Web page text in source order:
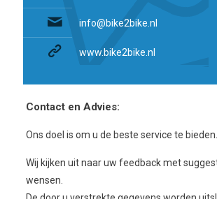
info@bike2bike.nl
www.bike2bike.nl
Contact en Advies:
Ons doel is om u de beste service te bieden.
Wij kijken uit naar uw feedback met
wensen.